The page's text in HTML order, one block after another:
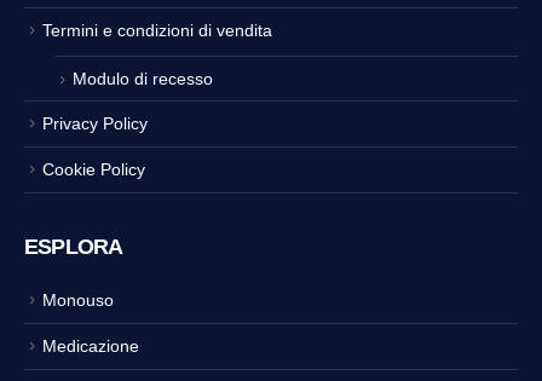
Termini e condizioni di vendita
Modulo di recesso
Privacy Policy
Cookie Policy
ESPLORA
Monouso
Medicazione